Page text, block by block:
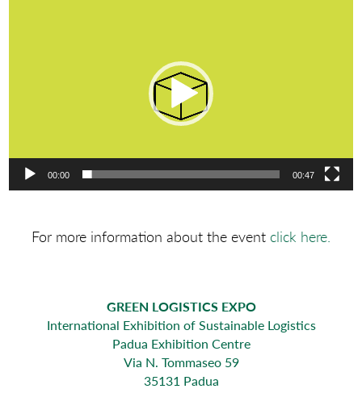
00:00 00:47
For more information about the event click here.
GREEN LOGISTICS EXPO
International Exhibition of Sustainable Logistics
Padua Exhibition Centre
Via N. Tommaseo 59
35131 Padua